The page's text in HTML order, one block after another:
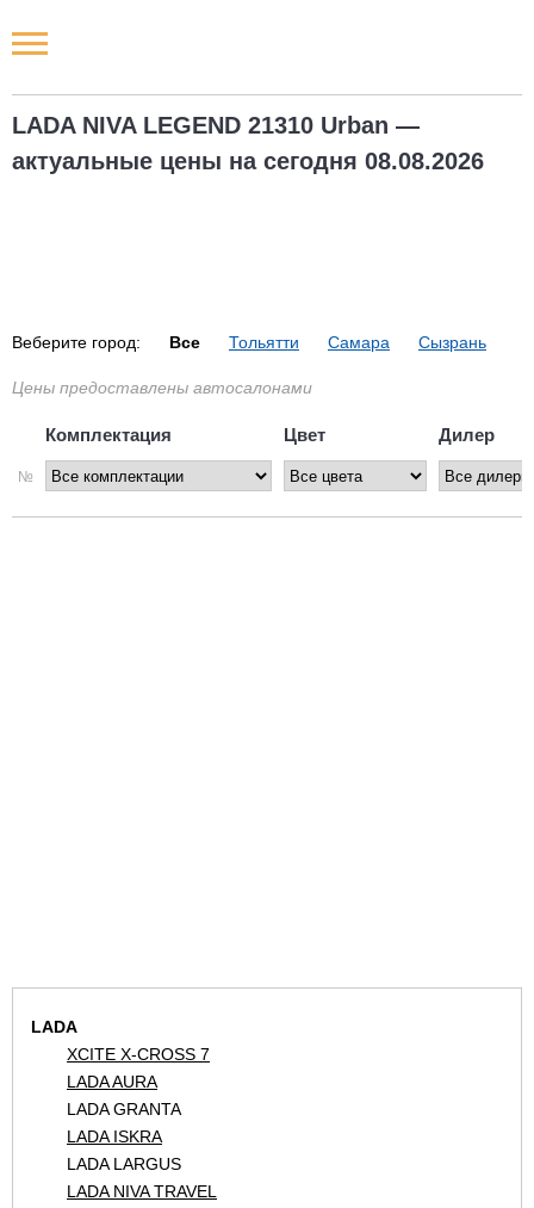
LADA NIVA LEGEND 21310 Urban —
актуальные цены на сегодня 08.08.2026
Веберите город: Все Тольятти Самара Сызрань
Цены предоставлены автосалонами
Комплектация Цвет Дилер
№
LADA
XCITE X-CROSS 7
LADA AURA
LADA GRANTA
LADA ISKRA
LADA LARGUS
LADA NIVA TRAVEL
Новости РФ
Статьи